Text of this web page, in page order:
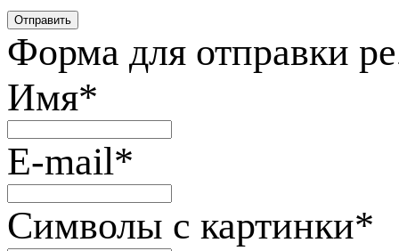
Форма для отправки
Имя*
E-mail*
Символы с картинки*